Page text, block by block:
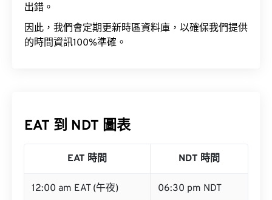
出錯。
因此，我們會定期更新時區資料庫，以確保我們提供
的時間資訊100%準確。
EAT 到 NDT 圖表
EAT 時間 NDT 時間
12:00 am EAT (午夜) 06:30 pm NDT